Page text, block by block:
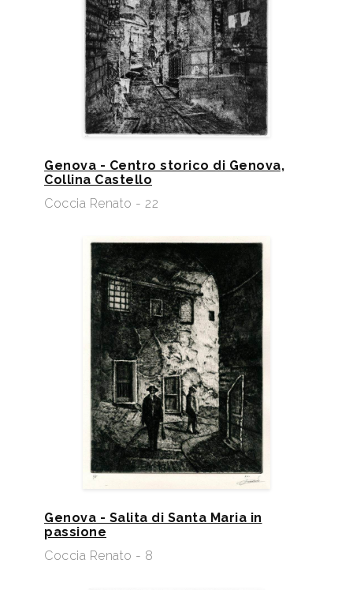
Genova - Centro storico di Genova,
Collina Castello
Coccia Renato - 22
Genova - Salita di Santa Maria in
passione
Coccia Renato - 8